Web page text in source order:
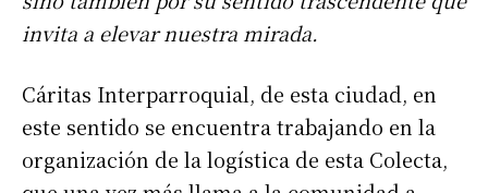
invita a elevar nuestra mirada.
Cáritas Interparroquial, de esta ciudad, en
este sentido se encuentra trabajando en la
organización de la logística de esta Colecta,